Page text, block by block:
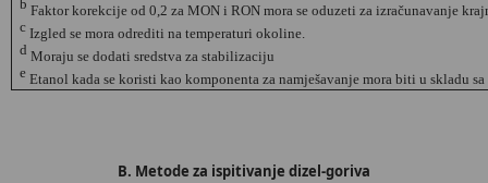
b Faktor korekcije od 0,2 za MON i RON mora se oduzeti za izračunavanje
cIzgled se mora odrediti na temperaturi okoline.
dMoraju se dodati sredstva za stabilizaciju
eEtanol kada se koristi kao komponenta za namješavanje mora biti u skladu
B. Metode za ispitivanje dizel-goriva